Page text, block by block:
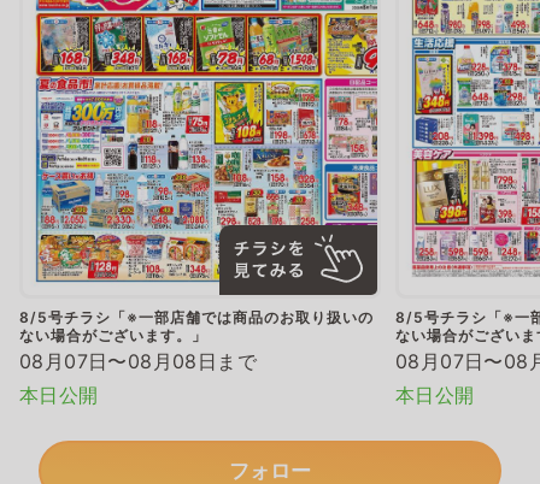
8/5号チラシ「※一部店舗では商品のお取り扱いの
ない場合がございます。」
08月07日〜08月08日まで
本日公開
8/5号チラシ「※一
ない場合がございま
08月07日〜08
本日公開
フォロー